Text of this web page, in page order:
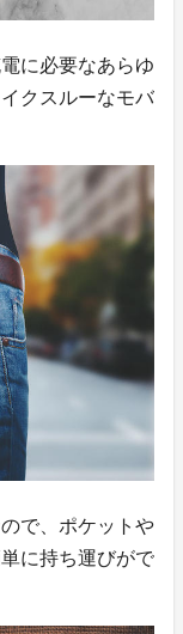
に必要なあらゆ
クスルーなモバ
で、ポケットや
に持ち運びがで